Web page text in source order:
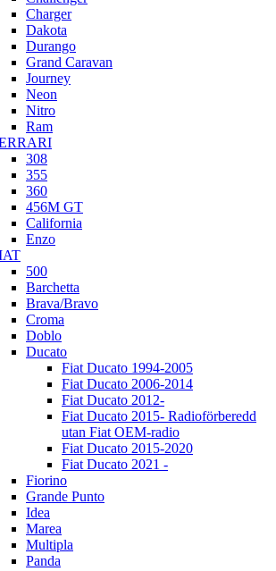
Charger
Dakota
Durango
Grand Caravan
Journey
Neon
Nitro
Ram
308
355
360
456M GT
California
Enzo
500
Barchetta
Brava/Bravo
Croma
Doblo
Ducato
Fiat Ducato 1994-2005
Fiat Ducato 2006-2014
Fiat Ducato 2012-
Fiat Ducato 2015- Radioförberedd
utan Fiat OEM-radio
Fiat Ducato 2015-2020
Fiat Ducato 2021 -
Fiorino
Grande Punto
Idea
Marea
Multipla
Panda